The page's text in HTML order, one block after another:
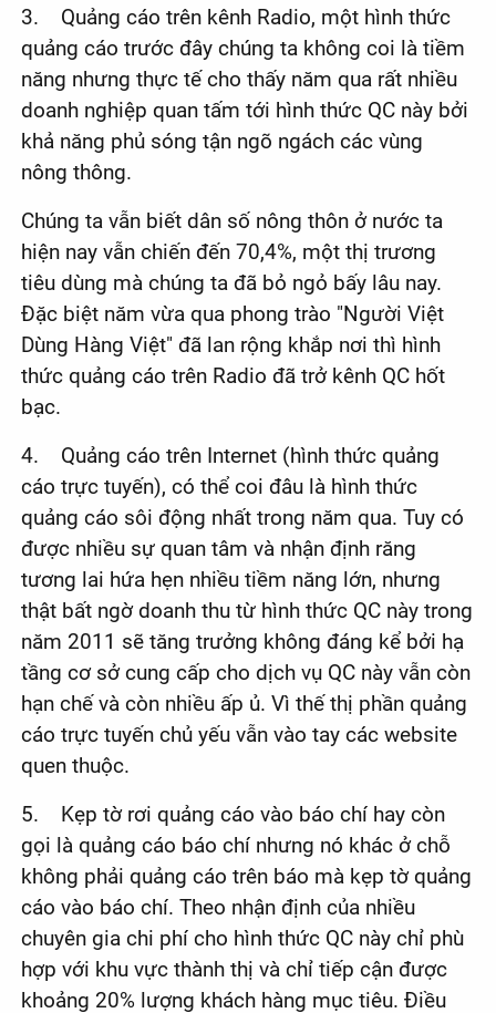
3. Quảng cáo trên kênh Radio, một hình thức
quảng cáo trước đây chúng ta không coi là tiềm
năng nhưng thực tế cho thấy năm qua rất nhiều
doanh nghiệp quan tấm tới hình thức QC này bởi
khả năng phủ sóng tận ngõ ngách các vùng
nông thông.
Chúng ta vẫn biết dân số nông thôn ở nước ta
hiện nay vẫn chiến đến 70,4%, một thị trương
tiêu dùng mà chúng ta đã bỏ ngỏ bấy lâu nay.
Đặc biệt năm vừa qua phong trào "Người Việt
Dùng Hàng Việt" đã lan rộng khắp nơi thì hình
thức quảng cáo trên Radio đã trở kênh QC hốt
bạc.
4. Quảng cáo trên Internet (hình thức quảng
cáo trực tuyến), có thể coi đâu là hình thức
quảng cáo sôi động nhất trong năm qua. Tuy có
được nhiều sự quan tâm và nhận định răng
tương lai hứa hẹn nhiều tiềm năng lớn, nhưng
thật bất ngờ doanh thu từ hình thức QC này trong
năm 2011 sẽ tăng trưởng không đáng kể bởi hạ
tầng cơ sở cung cấp cho dịch vụ QC này vẫn còn
hạn chế và còn nhiều ấp ủ. Vì thế thị phần quảng
cáo trực tuyến chủ yếu vẫn vào tay các website
quen thuộc.
5. Kẹp tờ rơi quảng cáo vào báo chí hay còn
gọi là quảng cáo báo chí nhưng nó khác ở chỗ
không phải quảng cáo trên báo mà kẹp tờ quảng
cáo vào báo chí. Theo nhận định của nhiều
chuyên gia chi phí cho hình thức QC này chỉ phù
hợp với khu vực thành thị và chỉ tiếp cận được
khoảng 20% lượng khách hàng mục tiêu. Điều